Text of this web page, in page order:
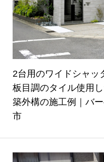
2台用のワイドシャッ
板目調のタイル使用
築外構の施工例｜バ
市